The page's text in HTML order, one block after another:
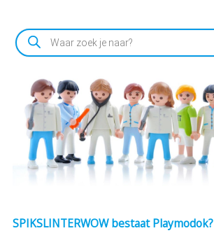
Producten
zoeken
SPIKSLINTERWOW bestaat Playmodok?